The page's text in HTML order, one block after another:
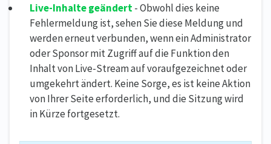
Live-Inhalte geändert- Obwohl dies keine
Fehlermeldung ist, sehen Sie diese Meldung und
werden erneut verbunden, wenn ein Administrator
oder Sponsor mit Zugriff auf die Funktion den
Inhalt von Live-Stream auf voraufgezeichnet oder
umgekehrt ändert. Keine Sorge, es ist keine Aktion
von Ihrer Seite erforderlich, und die Sitzung wird
in Kürze fortgesetzt.